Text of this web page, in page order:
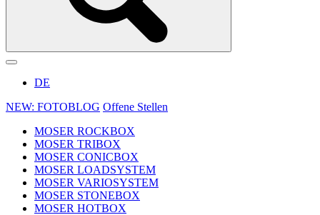
DE
NEW: FOTOBLOG Offene Stellen
MOSER ROCKBOX
MOSER TRIBOX
MOSER CONICBOX
MOSER LOADSYSTEM
MOSER VARIOSYSTEM
MOSER STONEBOX
MOSER HOTBOX